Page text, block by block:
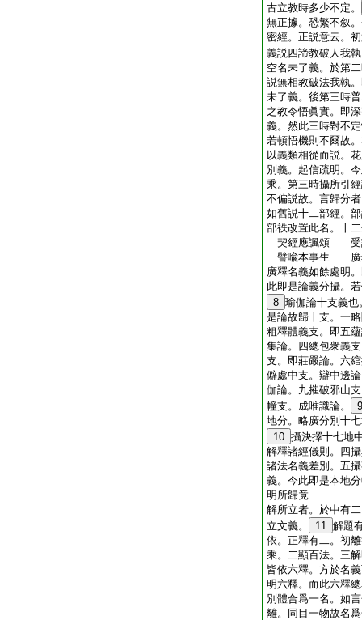
古立教時多少不定。
無正據。恐繁不叙
密經。正説意云。
義説四諦教破人我
空名未了義。於第
説無相教破法我執
未了義。後第三時
之教令悟眞實。即
義。然此三時對不
若頓悟機則不爾故
以義類相從而説。
別義。起信疏明。
乘。第三時攝所引
不偏説故。言歸分
如舊説十二部經。
部袟改置此名。十
契經應諷頌 受
譬喩本事生 廣
廣釋名義如餘處明
此即是論義分攝。
8 瑜伽論十支義
是論故歸十支。一
粗釋體義支。即五
集論。四總包衆義
支。即莊嚴論。六
僻處中支。辯中邊
伽論。九摧破邪山
幢支。成唯識論。
9
地分。略廣分別十
10 攝決擇十七地
解釋諸經儀則。四
諸法名義差別。五
義。今此即是本地
明所歸竟
解所立者。於中有
立文義。
11 解題
依。正釋有二。初
乘。二顯百法。三
皆依六釋。方於名
明六釋。而此六釋
別體合爲一名。如
離。同目一物故名